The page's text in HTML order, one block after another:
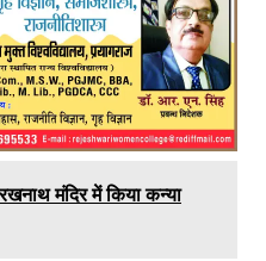
मंदिर में किया कन्या